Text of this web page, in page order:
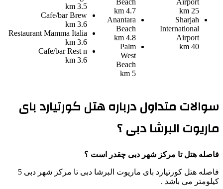
Airport
25 km
Sharjah
International
Airport
40 km
Beach
4.7 km
Anantara
Beach
4.8 km
Palm
West
Beach
5 km
3.5 km
Cafe/barBrew
3.6 km
Restaurant Mamma Italia
3.6 km
Cafe/barRest n
3.6 km
سوالات متداول درباره هتل کورتیارد بای
ماریوت البرشا دبی ؟
فاصله هتل تا مرکز شهر دبی چقدر است ؟
فاصله هتل کورتیارد بای ماریوت البرشا دبی تا مرکز شهر دبی 5
کیلومتر می باشد .